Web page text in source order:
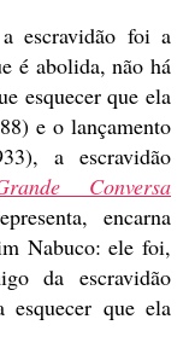
escravidão foi a
é abolida, não há
esquecer que ela
e o lançamento
a escravidão
Conversa
encarna
Nabuco: ele foi,
da escravidão
que ela